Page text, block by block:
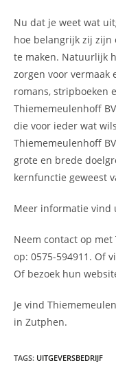
Nu dat je weet wat
hoe belangrijk zij
te maken. Natuurlijk
zorgen voor vermaak
romans, stripboeken
Thiememeulenhoff
die voor ieder wat
Thiememeulenhoff
grote en brede
kernfunctie geweest
Meer informatie vind
Neem contact op
op: 0575-594911. Of
Of bezoek hun
Je vind
in Zutphen.
TAGS: UITGEVERSBEDRIJF